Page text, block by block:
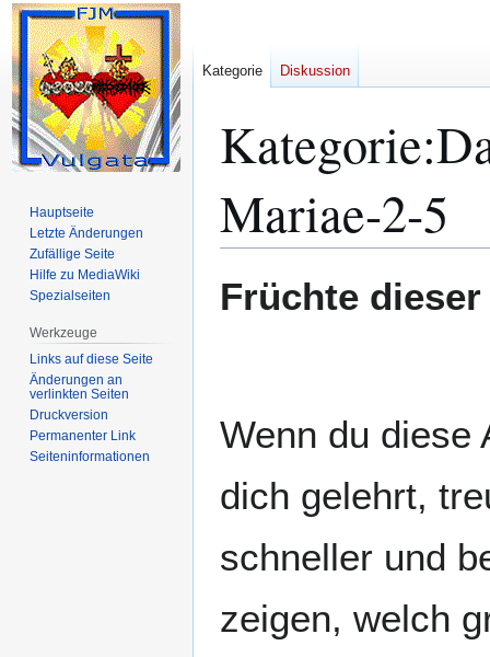
Kategorie:
Mariae-2-5
Navigation
Suche
Früchte
Wenn du diese
dich gelehrt,
schneller und
zeigen, welch
Kategorie Diskussion
Hauptseite
Letzte Änderungen
Zufällige Seite
Hilfe zu MediaWiki
Spezialseiten
Werkzeuge
Links auf diese Seite
Änderungen an
verlinkten Seiten
Druckversion
Permanenter Link
Seiten­­informationen